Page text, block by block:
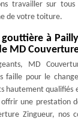
travailler sur
de votre toiture.
à
MD
MD
faille pour le
hautement qualifiés
une prestation
Zingueur, nos